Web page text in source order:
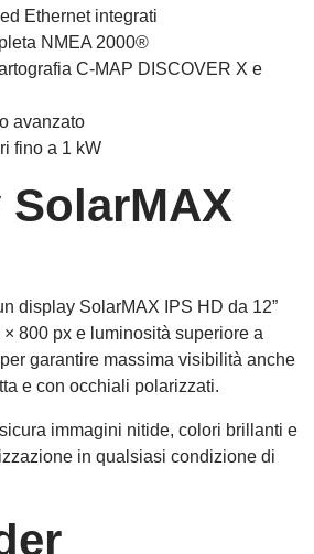
Ethernet integrati
NMEA 2000®
C-MAP DISCOVER X e
avanzato
fino a 1 kW
display SolarMAX IPS HD da 12”
800 px e luminosità superiore a
garantire massima visibilità anche
e con occhiali polarizzati.
immagini nitide, colori brillanti e
in qualsiasi condizione di